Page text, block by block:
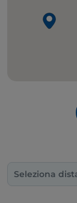
Salendo o
incontrano e
tutti connessi
open air,
Seleziona